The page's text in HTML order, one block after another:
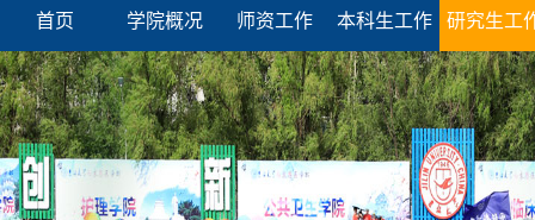
首页 学院概况 师资工作 本科生工作 研究生工